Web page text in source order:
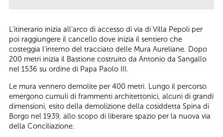
L’itinerario inizia all’arco di accesso di via di Villa Pepoli per
poi raggiungere il cancello dove inizia il sentiero che
costeggia l’interno del tracciato delle Mura Aureliane. Dopo
200 metri inizia il Bastione costruito da Antonio da Sangallo
nel 1536 su ordine di Papa Paolo III.
Le mura vennero demolite per 400 metri. Lungo il percorso
emergono cumuli di frammenti architettonici, alcuni di grandi
dimensioni, esito della demolizione della cosiddetta Spina di
Borgo nel 1939, allo scopo di liberare spazio per la nuova via
della Conciliazione.